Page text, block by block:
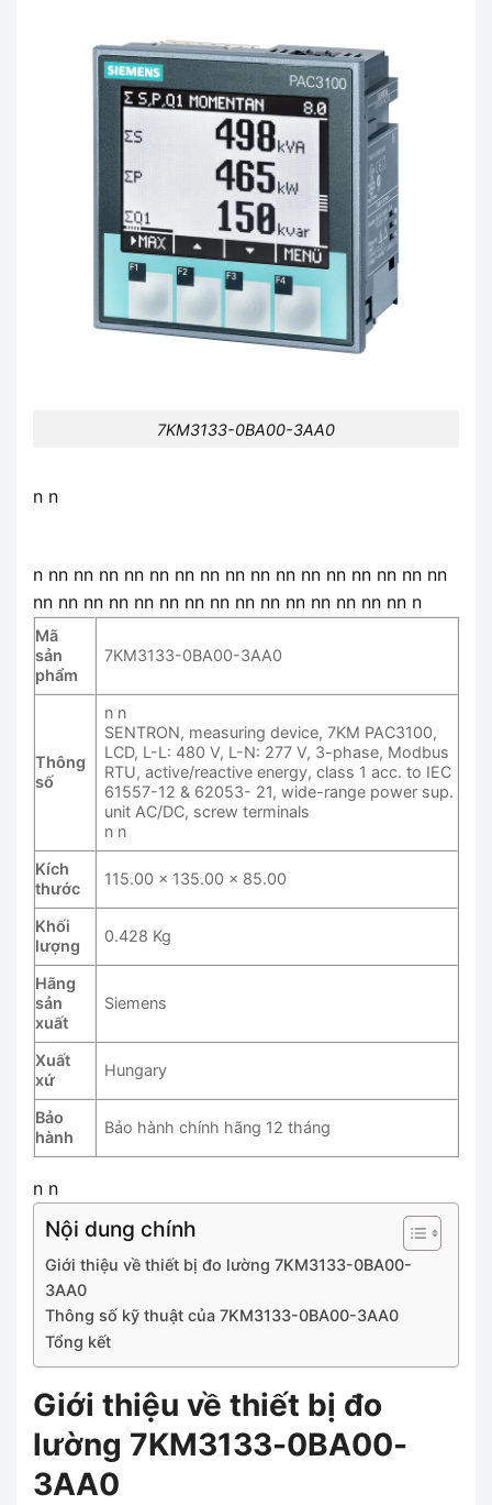
7KM3133-0BA00-3AA0
n n
n nn nn nn nn nn nn nn nn nn nn nn nn nn nn nn nn
nn nn nn nn nn nn nn nn nn nn nn nn nn nn nn n
Mã
sản
phẩm
7KM3133-0BA00-3AA0
Thông
số
n n
SENTRON, measuring device, 7KM PAC3100,
LCD, L-L: 480 V, L-N: 277 V, 3-phase, Modbus
RTU, active/reactive energy, class 1 acc. to IEC
61557-12 & 62053- 21, wide-range power sup.
unit AC/DC, screw terminals
n n
Kích
thước
115.00 x 135.00 x 85.00
Khối
lượng
0.428 Kg
Hãng
sản
xuất
Siemens
Xuất
xứ
Hungary
Bảo
hành
Bảo hành chính hãng 12 tháng
n n
Nội dung chính
Giới thiệu về thiết bị đo lường 7KM3133-0BA00-
3AA0
Thông số kỹ thuật của 7KM3133-0BA00-3AA0
Tổng kết
Giới thiệu về thiết bị đo
lường 7KM3133-0BA00-
3AA0